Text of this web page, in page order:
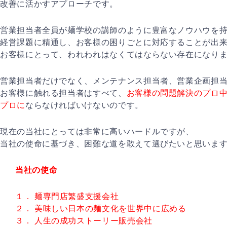
改善に活かすアプローチです。
営業担当者全員が麺学校の講師のように豊富なノウハウを持
経営課題に精通し、お客様の困りごとに対応することが出来
お客様にとって、われわれはなくてはならない存在になりま
営業担当者だけでなく、メンテナンス担当者、営業企画担当
お客様に触れる担当者はすべて、 お客様の問題解決のプロ
プロに ならなければいけないのです。
現在の当社にとっては非常に高いハードルですが、
当社の使命に基づき、困難な道を敢えて選びたいと思います
当社の使命
１． 麺専門店繁盛支援会社
２． 美味しい日本の麺文化を世界中に広める
３． 人生の成功ストーリー販売会社